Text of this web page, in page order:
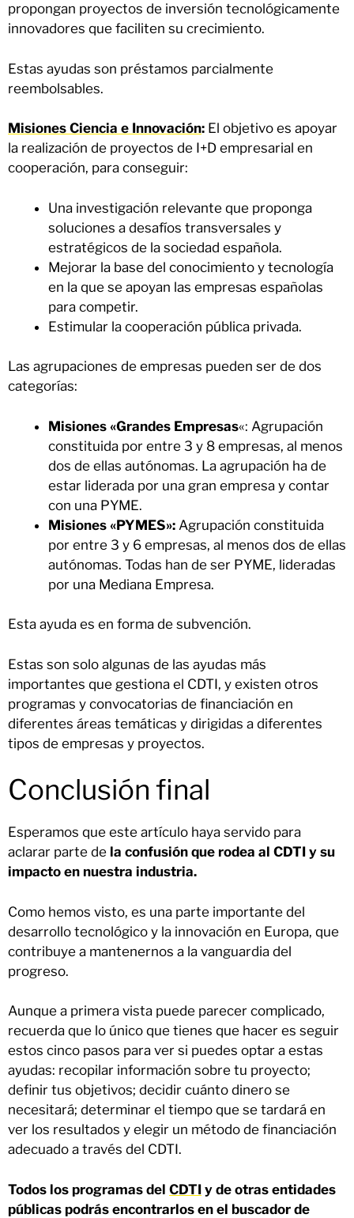
propongan proyectos de inversión tecnológicamente
innovadores que faciliten su crecimiento.
Estas ayudas son préstamos parcialmente
reembolsables.
Misiones Ciencia e Innovación: El objetivo es apoyar
la realización de proyectos de I+D empresarial en
cooperación, para conseguir:
Una investigación relevante que proponga
soluciones a desafíos transversales y
estratégicos de la sociedad española.
Mejorar la base del conocimiento y tecnología
en la que se apoyan las empresas españolas
para competir.
Estimular la cooperación pública privada.
Las agrupaciones de empresas pueden ser de dos
categorías:
Misiones «Grandes Empresas«: Agrupación
constituida por entre 3 y 8 empresas, al menos
dos de ellas autónomas. La agrupación ha de
estar liderada por una gran empresa y contar
con una PYME.
Misiones «PYMES»: Agrupación constituida
por entre 3 y 6 empresas, al menos dos de ellas
autónomas. Todas han de ser PYME, lideradas
por una Mediana Empresa.
Esta ayuda es en forma de subvención.
Estas son solo algunas de las ayudas más
importantes que gestiona el CDTI, y existen otros
programas y convocatorias de financiación en
diferentes áreas temáticas y dirigidas a diferentes
tipos de empresas y proyectos.
Conclusión final
Esperamos que este artículo haya servido para
aclarar parte de la confusión que rodea al CDTI y su
impacto en nuestra industria.
Como hemos visto, es una parte importante del
desarrollo tecnológico y la innovación en Europa, que
contribuye a mantenernos a la vanguardia del
progreso.
Aunque a primera vista puede parecer complicado,
recuerda que lo único que tienes que hacer es seguir
estos cinco pasos para ver si puedes optar a estas
ayudas: recopilar información sobre tu proyecto;
definir tus objetivos; decidir cuánto dinero se
necesitará; determinar el tiempo que se tardará en
ver los resultados y elegir un método de financiación
adecuado a través del CDTI.
Todos los programas del CDTI y de otras entidades
públicas podrás encontrarlos en el buscador de